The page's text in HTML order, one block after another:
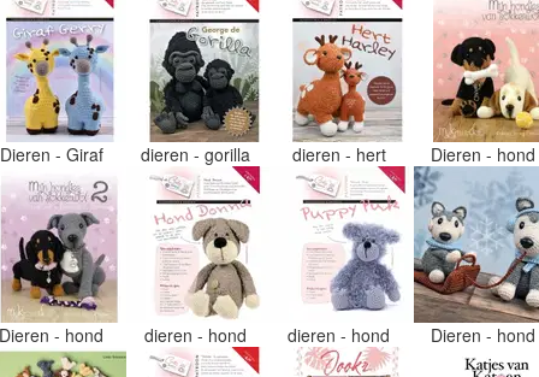
Dieren - Giraf dieren - gorilla dieren - hert Dieren - hond
Dieren - hond dieren - hond dieren - hond Dieren - hond